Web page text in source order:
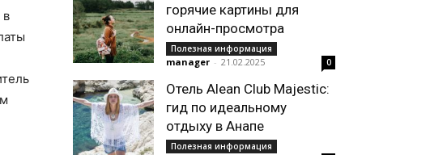
в
горячие картины для
онлайн-просмотра
Полезная информация
manager - 21.02.2025 0
Отель Alean Club Majestic:
гид по идеальному
отдыху в Анапе
Полезная информация